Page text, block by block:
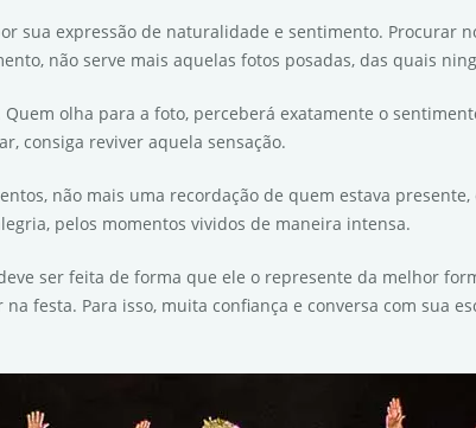
sua expressão de naturalidade e sentimento. Procurar
não serve mais aquelas fotos posadas, das quais
olha para a foto, perceberá exatamente o
consiga reviver aquela sensação.
não mais uma recordação de quem estava
pelos momentos vividos de maneira intensa.
ser feita de forma que ele o represente da melhor
festa. Para isso, muita confiança e conversa com sua